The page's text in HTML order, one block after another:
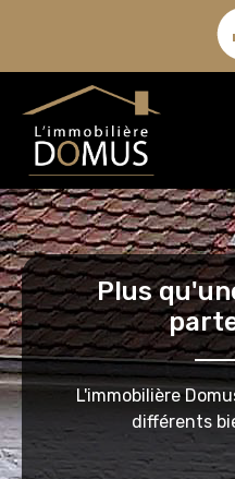
Plus
L'immobilière
différents